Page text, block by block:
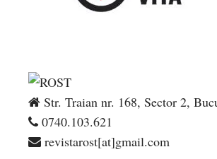
Str. Traian nr. 168, Sector 2,
0740.103.621
revistarost[at]gmail.com